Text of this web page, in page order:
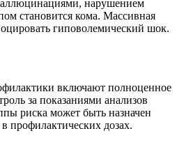
нарушением
становится кома. Массивная
гиповолемический шок.
включают полноценное
за показаниями анализов
риска может быть назначен
профилактических дозах.